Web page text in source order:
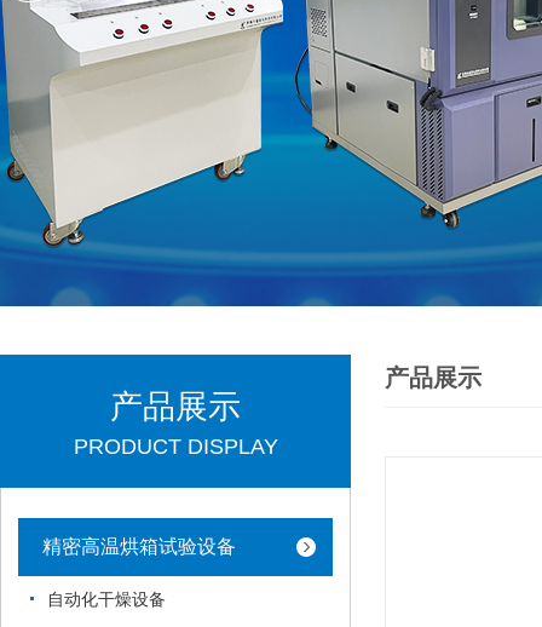
产品展示
PRODUCT DISPLAY
精密高温烘箱试验设备
自动化干燥设备
产品展示